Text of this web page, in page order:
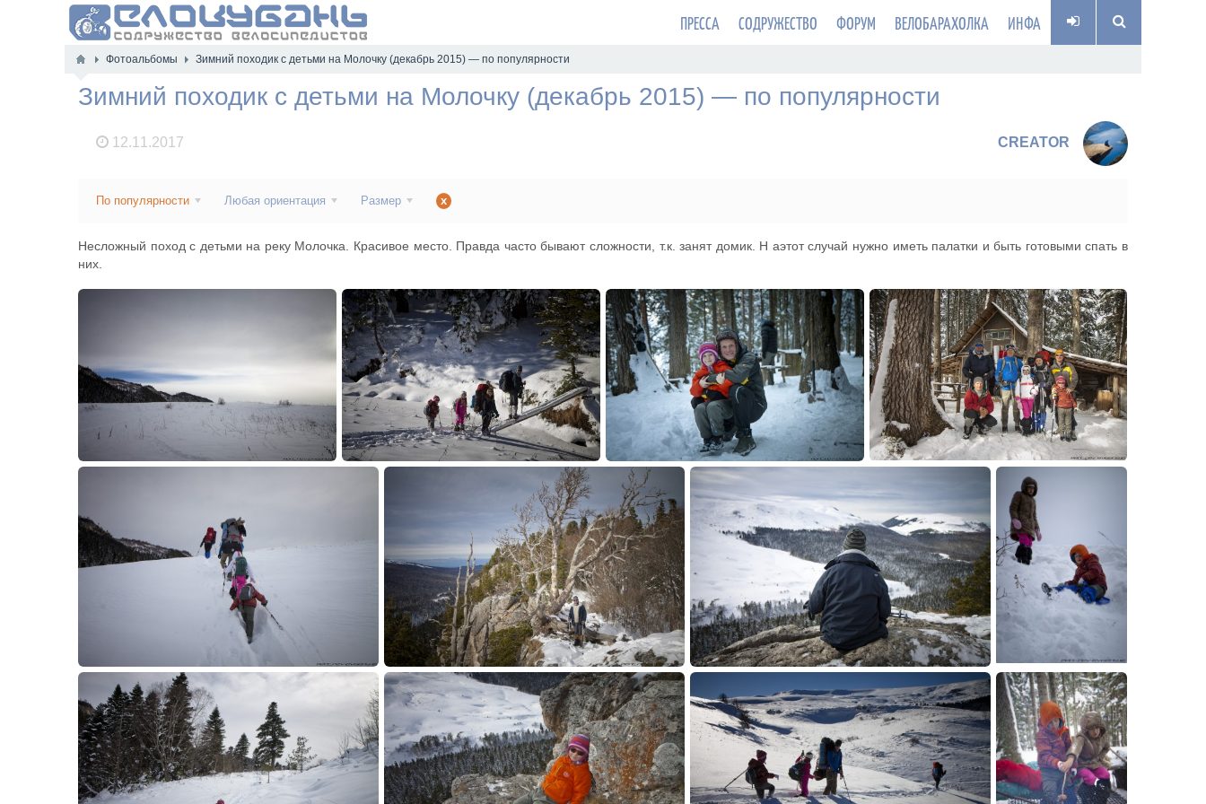
ПРЕССА СОДРУЖЕСТВО ФОРУМ ВЕЛОБАРАХОЛКА ИНФА
Фотоальбомы Зимний походик с детьми на Молочку (декабрь 2015) — по популярности
Зимний походик с детьми на Молочку (декабрь 2015) — по популярности
12.11.2017 CREATOR
По популярности Любая ориентация Размер x
Несложный поход с детьми на реку Молочка. Красивое место. Правда часто бывают сложности, т.к. занят домик. Н аэтот случай нужно иметь палатки и быть готовыми спать в
них.